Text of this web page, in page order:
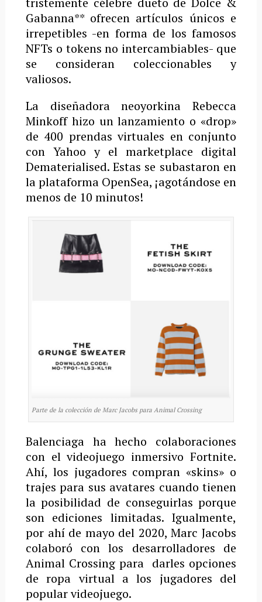
Gabanna** ofrecen artículos únicos e
irrepetibles -en forma de los famosos
NFTs o tokens no intercambiables- que
se consideran coleccionables y
valiosos.
La diseñadora neoyorkina Rebecca
Minkoff hizo un lanzamiento o «drop»
de 400 prendas virtuales en conjunto
con Yahoo y el marketplace digital
Dematerialised. Estas se subastaron en
la plataforma OpenSea, ¡agotándose en
menos de 10 minutos!
Parte de la colección de Marc Jacobs para Animal Crossing
Balenciaga ha hecho colaboraciones
con el videojuego inmersivo Fortnite.
Ahí, los jugadores compran «skins» o
trajes para sus avatares cuando tienen
la posibilidad de conseguirlas porque
son ediciones limitadas. Igualmente,
por ahí de mayo del 2020, Marc Jacobs
colaboró con los desarrolladores de
Animal Crossing para darles opciones
de ropa virtual a los jugadores del
popular videojuego.